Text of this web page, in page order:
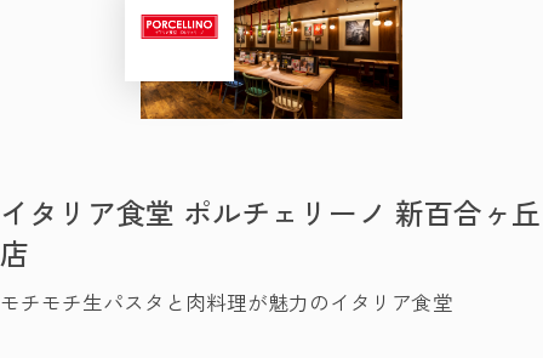
イタリア食堂 ポルチェリーノ 新百合ヶ丘
店
モチモチ生パスタと肉料理が魅力のイタリア食堂